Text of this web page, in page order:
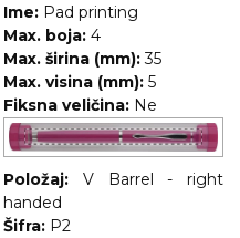
Ime: Pad printing
Max. boja: 4
Max. širina (mm): 35
Max. visina (mm): 5
Fiksna veličina: Ne
Položaj:
V Barrel - right
handed
Šifra: P2